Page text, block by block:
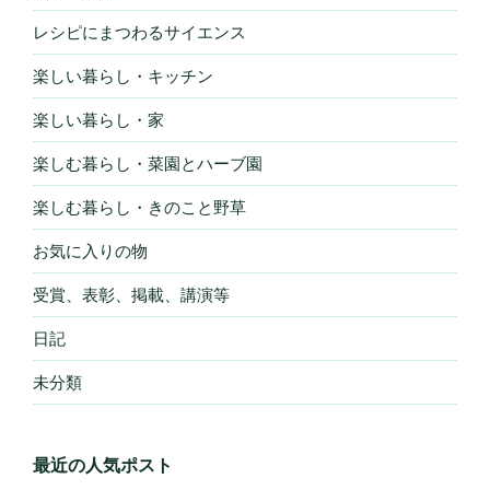
レシピにまつわるサイエンス
楽しい暮らし・キッチン
楽しい暮らし・家
楽しむ暮らし・菜園とハーブ園
楽しむ暮らし・きのこと野草
お気に入りの物
受賞、表彰、掲載、講演等
日記
未分類
最近の人気ポスト